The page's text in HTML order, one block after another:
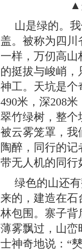
▲
山是绿的。
盖。被称为四
一样，万仞高
的挺拔与峻峭
神工。天坑是个
490米，深208
翠竹绿树，整个
被云雾笼罩，我
陶醉，同行的
带无人机的同行
绿色的山还
来的，建造在
林包围。寨子背
薄雾飘过，山峦
士神奇地说：“